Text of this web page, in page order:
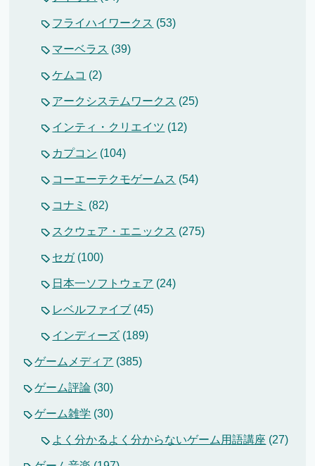
フライハイワークス (53)
マーベラス (39)
ケムコ (2)
アークシステムワークス (25)
インティ・クリエイツ (12)
カプコン (104)
コーエーテクモゲームス (54)
コナミ (82)
スクウェア・エニックス (275)
セガ(100)
日本一ソフトウェア (24)
レベルファイブ (45)
インディーズ (189)
ゲームメディア (385)
ゲーム評論 (30)
ゲーム雑学 (30)
よく分かるよく分からないゲーム用語講座 (27)